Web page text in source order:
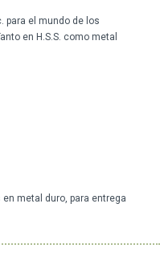
para el mundo de los
en H.S.S. como metal
metal duro, para entrega